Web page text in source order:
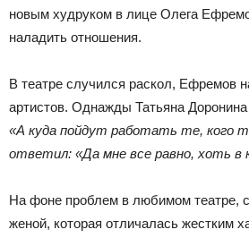
новым худруком в лице Олега
наладить отношения.
В театре случился раскол, Ефремов
артистов. Однажды Татьяна
«А куда пойдут работать те, кого
ответил: «Да мне все равно, хоть в
На фоне проблем в любимом театре,
женой, которая отличалась жестким